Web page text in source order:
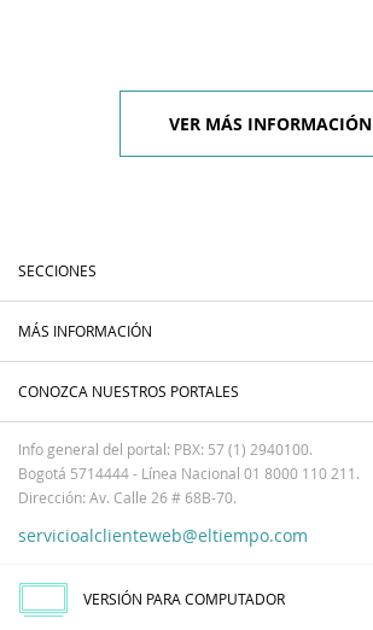
VER MÁS INFORMACIÓN
SECCIONES
MÁS INFORMACIÓN
CONOZCA NUESTROS PORTALES
Info general del portal: PBX: 57 (1) 2940100.
Bogotá 5714444 - Línea Nacional 01 8000 110 211.
Dirección: Av. Calle 26 # 68B-70.
servicioalclienteweb@eltiempo.com
VERSIÓN PARA COMPUTADOR